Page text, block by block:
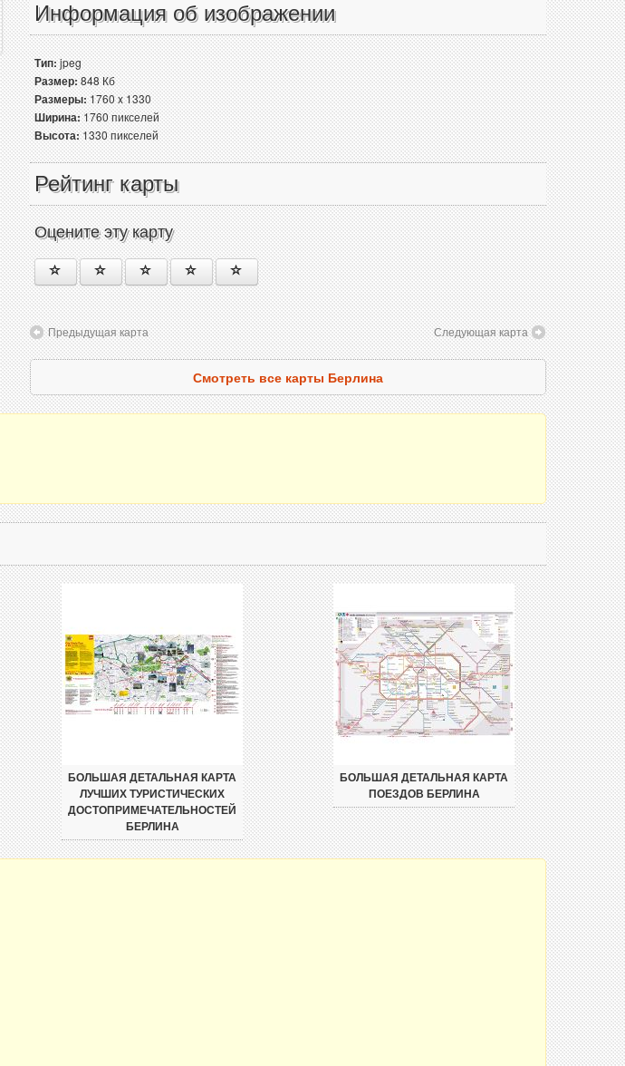
Информация об изображении
Тип:jpeg
Размер:848 Кб
Размеры:1760 x 1330
Ширина:1760 пикселей
Высота:1330 пикселей
Рейтинг карты
Оцените эту карту
Предыдущая карта Следующая карта
Смотреть все карты Берлина
БОЛЬШАЯ ДЕТАЛЬНАЯ КАРТА
ЛУЧШИХ ТУРИСТИЧЕСКИХ
ДОСТОПРИМЕЧАТЕЛЬНОСТЕЙ
БЕРЛИНА
БОЛЬШАЯ ДЕТАЛЬНАЯ КАРТА
ПОЕЗДОВ БЕРЛИНА